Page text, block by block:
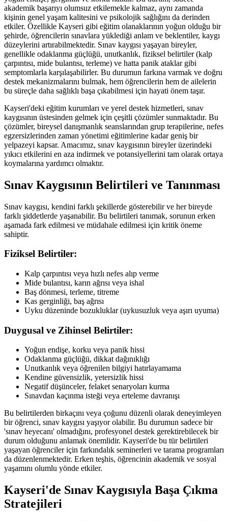
akademik başarıyı olumsuz etkilemekle kalmaz, aynı zamanda
kişinin genel yaşam kalitesini ve psikolojik sağlığını da derinden
etkiler. Özellikle Kayseri gibi eğitim olanaklarının yoğun olduğu bir
şehirde, öğrencilerin sınavlara yüklediği anlam ve beklentiler, kaygı
düzeylerini artırabilmektedir. Sınav kaygısı yaşayan bireyler,
genellikle odaklanma güçlüğü, unutkanlık, fiziksel belirtiler (kalp
çarpıntısı, mide bulantısı, terleme) ve hatta panik ataklar gibi
semptomlarla karşılaşabilirler. Bu durumun farkına varmak ve doğru
destek mekanizmalarını bulmak, hem öğrencilerin hem de ailelerin
bu süreçle daha sağlıklı başa çıkabilmesi için hayati önem taşır.
Kayseri'deki eğitim kurumları ve yerel destek hizmetleri, sınav
kaygısının üstesinden gelmek için çeşitli çözümler sunmaktadır. Bu
çözümler, bireysel danışmanlık seanslarından grup terapilerine, nefes
egzersizlerinden zaman yönetimi eğitimlerine kadar geniş bir
yelpazeyi kapsar. Amacımız, sınav kaygısının bireyler üzerindeki
yıkıcı etkilerini en aza indirmek ve potansiyellerini tam olarak ortaya
koymalarına yardımcı olmaktır.
Sınav Kaygısının Belirtileri ve Tanınması
Sınav kaygısı, kendini farklı şekillerde gösterebilir ve her bireyde
farklı şiddetlerde yaşanabilir. Bu belirtileri tanımak, sorunun erken
aşamada fark edilmesi ve müdahale edilmesi için kritik öneme
sahiptir.
Fiziksel Belirtiler:
Kalp çarpıntısı veya hızlı nefes alıp verme
Mide bulantısı, karın ağrısı veya ishal
Baş dönmesi, terleme, titreme
Kas gerginliği, baş ağrısı
Uyku düzeninde bozukluklar (uykusuzluk veya aşırı uyuma)
Duygusal ve Zihinsel Belirtiler:
Yoğun endişe, korku veya panik hissi
Odaklanma güçlüğü, dikkat dağınıklığı
Unutkanlık veya öğrenilen bilgiyi hatırlayamama
Kendine güvensizlik, yetersizlik hissi
Negatif düşünceler, felaket senaryoları kurma
Sınavdan kaçınma isteği veya erteleme davranışı
Bu belirtilerden birkaçını veya çoğunu düzenli olarak deneyimleyen
bir öğrenci, sınav kaygısı yaşıyor olabilir. Bu durumun sadece bir
'sınav heyecanı' olmadığını, profesyonel destek gerektirebilecek bir
durum olduğunu anlamak önemlidir. Kayseri'de bu tür belirtileri
yaşayan öğrenciler için farkındalık seminerleri ve tarama programları
da düzenlenmektedir. Erken teşhis, öğrencinin akademik ve sosyal
yaşamını olumlu yönde etkiler.
Kayseri'de Sınav Kaygısıyla Başa Çıkma
Stratejileri